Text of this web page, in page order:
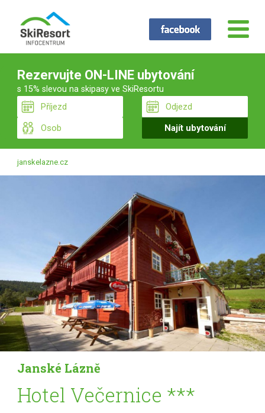
Rezervujte ON-LINE ubytování
s 15% slevou na skipasy ve SkiResortu
janskelazne.cz
Janské Lázně
Hotel Večernice ***